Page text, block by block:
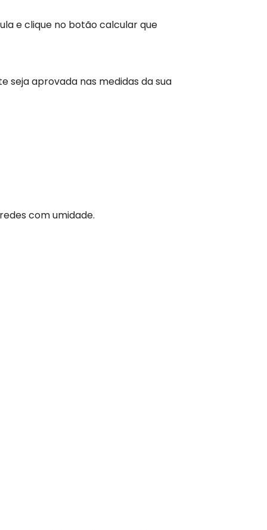
e clique no botão calcular que
seja aprovada nas medidas da sua
com umidade.